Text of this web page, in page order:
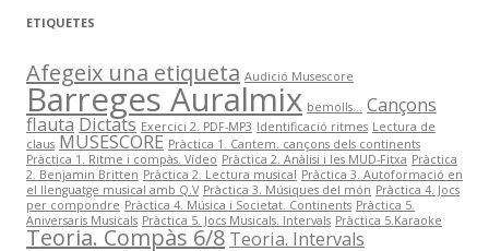
ETIQUETES
Afegeix una etiqueta Audició Musescore
Barreges Auralmix bemolls... Cançons
flauta Dictats Exercici 2. PDF-MP3 Identificació ritmes Lectura de
claus MUSESCORE Pràctica 1. Cantem. cançons dels continents
Pràctica 1. Ritme i compàs. Vídeo Pràctica 2. Anàlisi i les MUD-Fitxa Pràctica
2. Benjamin Britten Pràctica 2. Lectura musical Pràctica 3. Autoformació en
el llenguatge musical amb Q.V Pràctica 3. Músiques del món Pràctica 4. Jocs
per compondre Pràctica 4. Música i Societat. Continents Pràctica 5.
Aniversaris Musicals Pràctica 5. Jocs Musicals. Intervals Pràctica 5.Karaoke
Teoria. Compàs 6/8 Teoria. Intervals